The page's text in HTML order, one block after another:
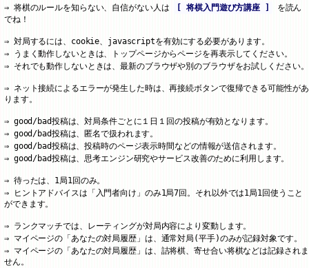
将棋のルールを知らない、自信がない人は
[ 将棋入門遊び方講座 ]
を読ん
でね！
対局するには、cookie、javascriptを有効にする必要があります。
うまく動作しないときは、トップページからページを再表示してください。
それでも動作しないときは、最新のブラウザや別のブラウザをお試しください。
ネット接続によるエラーが発生した時は、再接続ボタンで復帰できる可能性があ
ります。
good/bad投稿は、対局条件ごとに１日１回の投稿が有効となります。
good/bad投稿は、匿名で扱われます。
good/bad投稿は、投稿時のページ表示時間などの情報が送信されます。
good/bad投稿は、思考エンジン研究やサービス改善のために利用します。
待ったは、1局1回のみ。
ヒントアドバイスは「入門者向け」のみ1局7回。それ以外では1局1回使うこと
ができます。
ランクマッチでは、レーティングが対局内容により変動します。
マイページの「あなたの対局履歴」は、通常対局(平手)のみが記録対象です。
マイページの「あなたの対局履歴」は、詰将棋、寄せ合い将棋などは記録されま
せん。